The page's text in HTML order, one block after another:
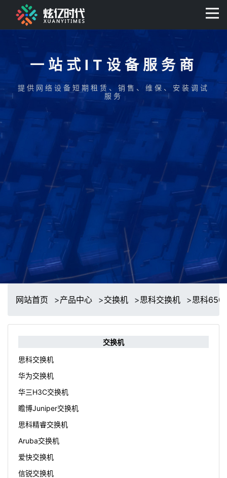
一站式IT设备服务商
提供网络设备短期租赁、销售、维保、安装调试
服务
网站首页 >产品中心 >交换机 >思科交换机 >思科
交换机
思科交换机
华为交换机
华三H3C交换机
瞻博Juniper交换机
思科精睿交换机
Aruba交换机
爱快交换机
信锐交换机